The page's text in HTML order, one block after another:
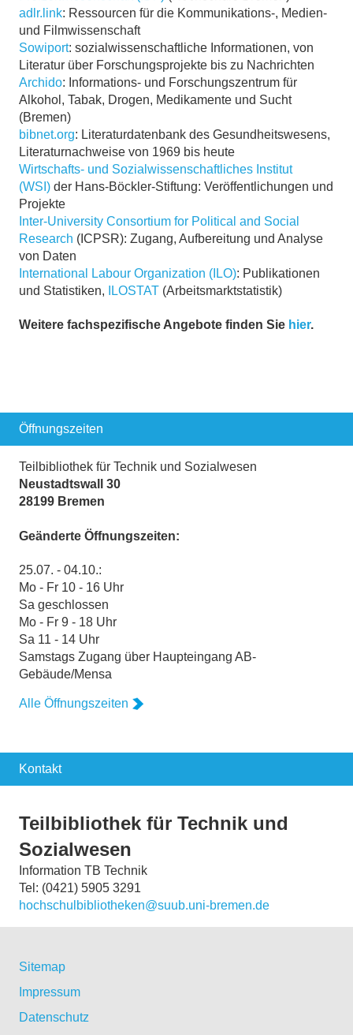
adlr.link: Ressourcen für die Kommunikations-, Medien-
und Filmwissenschaft
Sowiport: sozialwissenschaftliche Informationen, von
Literatur über Forschungsprojekte bis zu Nachrichten
Archido: Informations- und Forschungszentrum für
Alkohol, Tabak, Drogen, Medikamente und Sucht
(Bremen)
bibnet.org: Literaturdatenbank des Gesundheitswesens,
Literaturnachweise von 1969 bis heute
Wirtschafts- und Sozialwissenschaftliches Institut
(WSI) der Hans-Böckler-Stiftung: Veröffentlichungen und
Projekte
Inter-University Consortium for Political and Social
Research (ICPSR): Zugang, Aufbereitung und Analyse
von Daten
International Labour Organization (ILO): Publikationen
und Statistiken,
ILOSTAT (Arbeitsmarktstatistik)
Weitere fachspezifische Angebote finden Sie hier.
Öffnungszeiten
Teilbibliothek für Technik und Sozialwesen
Neustadtswall 30
28199 Bremen
Geänderte Öffnungszeiten:
25.07. - 04.10.:
Mo - Fr 10 - 16 Uhr
Sa geschlossen
Mo - Fr 9 - 18 Uhr
Sa 11 - 14 Uhr
Samstags Zugang über Haupteingang AB-
Gebäude/Mensa
Alle Öffnungszeiten
Kontakt
Teilbibliothek für Technik und
Sozialwesen
Information TB Technik
Tel: (0421) 5905 3291
hochschulbibliotheken@suub.uni-bremen.de
Sitemap
Impressum
Datenschutz